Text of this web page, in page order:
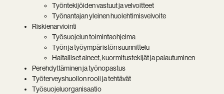
Työntekijöiden vastuut ja velvoitteet
Työnantajan yleinen huolehtimisvelvoite
Riskienarviointi
Työsuojelun toimintaohjelma
Työn ja työympäristön suunnittelu
Haitalliset aineet, kuormitustekijät ja palautuminen
Perehdyttäminen ja työnopastus
Työterveyshuollon rooli ja tehtävät
Työsuojeluorganisaatio